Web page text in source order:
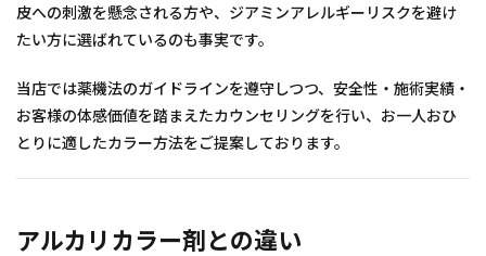
皮への刺激を懸念される方や、ジアミンアレルギーリスクを避け
たい方に選ばれているのも事実です。
当店では薬機法のガイドラインを遵守しつつ、安全性・施術実績・
お客様の体感価値を踏まえたカウンセリングを行い、お一人おひ
とりに適したカラー方法をご提案しております。
アルカリカラー剤との違い